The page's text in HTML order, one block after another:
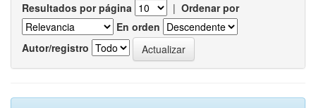
Resultados por página | Ordenar por
En orden
Autor/registro